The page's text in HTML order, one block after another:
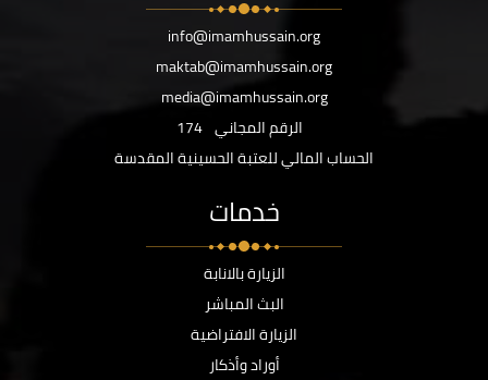
info@imamhussain.org
maktab@imamhussain.org
media@imamhussain.org
الرقم المجاني 174
الحساب المالي للعتبة الحسينية المقدسة
خدمات
الزيارة بالانابة
البث المباشر
الزيارة الافتراضية
أوراد وأذكار